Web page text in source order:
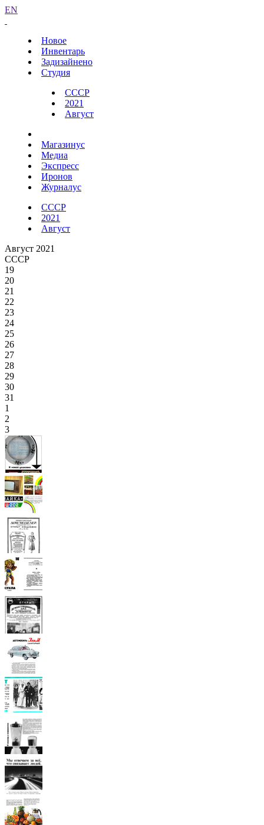
EN
Новое
Инвентарь
Задизайнено
Студия
СССР
2021
Август
Магазинус
Медиа
Экспресс
Иронов
Журналус
СССР
2021
Август
Август 2021
СССР
19
20
21
22
23
24
25
26
27
28
29
30
31
1
2
3